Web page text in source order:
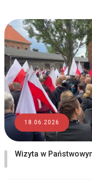
18.06.2026
Wizyta w